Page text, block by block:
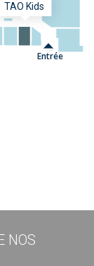
TAO Kids
Entrée
NOS